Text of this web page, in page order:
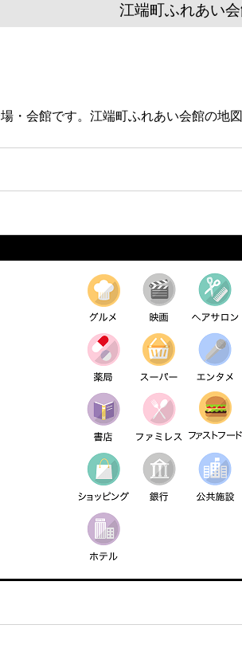
江端町ふれあい
・会館です。江端町ふれあい会館の